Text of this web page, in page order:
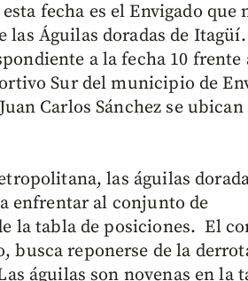
fecha es el Envigado que
las Águilas doradas de
a la fecha 10 frente
Sur del municipio de
Carlos Sánchez se ubican
las águilas
enfrentar al conjunto de
la tabla de posiciones. El
busca reponerse de la
águilas son novenas en la